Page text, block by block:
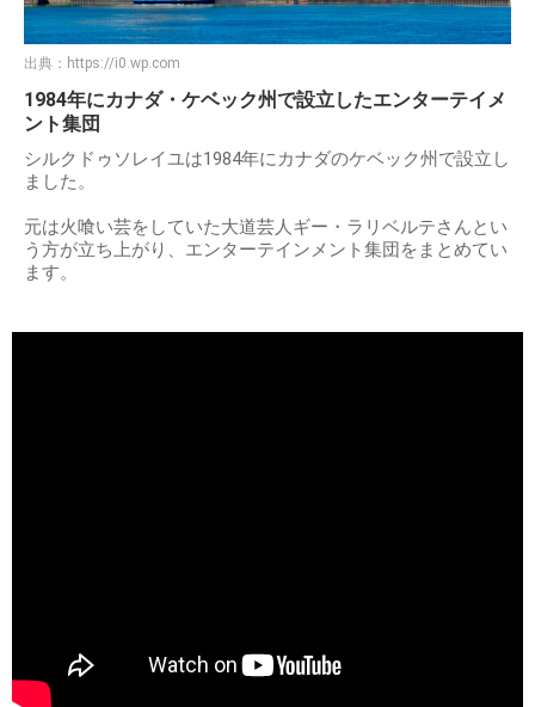
出典： https://i0.wp.com
1984年にカナダ・ケベック州で設立したエンターテイメ
ント集団
シルクドゥソレイユは1984年にカナダのケベック州で設立し
ました。
元は火喰い芸をしていた大道芸人ギー・ラリベルテさんとい
う方が立ち上がり、エンターテインメント集団をまとめてい
ます。